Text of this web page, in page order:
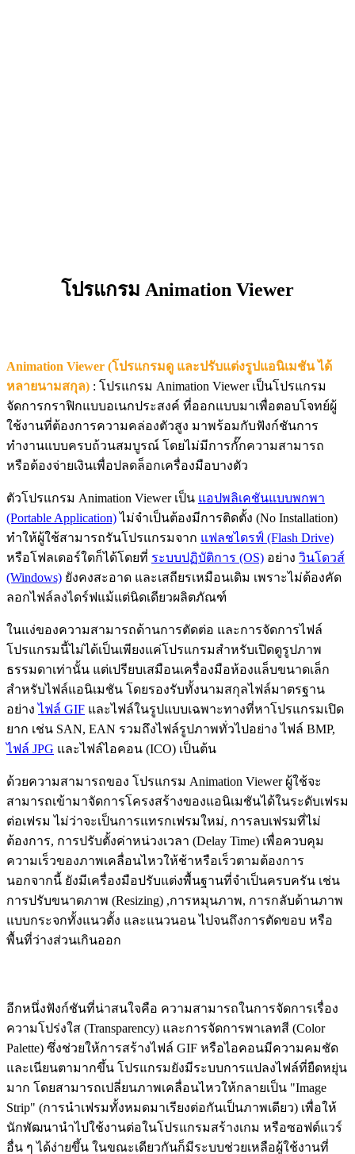
โปรแกรม Animation Viewer
Animation Viewer (โปรแกรมดู และปรับแต่งรูปแอนิเมชัน ได้
หลายนามสกุล) : โปรแกรม Animation Viewer เป็นโปรแกรม
จัดการกราฟิกแบบอเนกประสงค์ ที่ออกแบบมาเพื่อตอบโจทย์ผู้
ใช้งานที่ต้องการความคล่องตัวสูง มาพร้อมกับฟังก์ชันการ
ทำงานแบบครบถ้วนสมบูรณ์ โดยไม่มีการกั๊กความสามารถ
หรือต้องจ่ายเงินเพื่อปลดล็อกเครื่องมือบางตัว
ตัวโปรแกรม Animation Viewer เป็น แอปพลิเคชันแบบพกพา
(Portable Application)ไม่จำเป็นต้องมีการติดตั้ง (No Installation)
ทำให้ผู้ใช้สามารถรันโปรแกรมจาก แฟลชไดรฟ์ (Flash Drive)
หรือโฟลเดอร์ใดก็ได้โดยที่ ระบบปฏิบัติการ (OS) อย่าง วินโดวส์
(Windows) ยังคงสะอาด และเสถียรเหมือนเดิม เพราะไม่ต้องคัด
ลอกไฟล์ลงไดร์ฟแม้แต่นิดเดียวผลิตภัณฑ์
ในแง่ของความสามารถด้านการตัดต่อ และการจัดการไฟล์
โปรแกรมนี้ไม่ได้เป็นเพียงแค่โปรแกรมสำหรับเปิดดูรูปภาพ
ธรรมดาเท่านั้น แต่เปรียบเสมือนเครื่องมือห้องแล็บขนาดเล็ก
สำหรับไฟล์แอนิเมชัน โดยรองรับทั้งนามสกุลไฟล์มาตรฐาน
อย่างไฟล์ GIF และไฟล์ในรูปแบบเฉพาะทางที่หาโปรแกรมเปิด
ยาก เช่น SAN, EAN รวมถึงไฟล์รูปภาพทั่วไปอย่าง ไฟล์ BMP,
ไฟล์ JPG และไฟล์ไอคอน (ICO) เป็นต้น
ด้วยความสามารถของ โปรแกรม Animation Viewer ผู้ใช้จะ
สามารถเข้ามาจัดการโครงสร้างของแอนิเมชันได้ในระดับเฟรม
ต่อเฟรม ไม่ว่าจะเป็นการแทรกเฟรมใหม่, การลบเฟรมที่ไม่
ต้องการ, การปรับตั้งค่าหน่วงเวลา (Delay Time) เพื่อควบคุม
ความเร็วของภาพเคลื่อนไหวให้ช้าหรือเร็วตามต้องการ
นอกจากนี้ ยังมีเครื่องมือปรับแต่งพื้นฐานที่จำเป็นครบครัน เช่น
การปรับขนาดภาพ (Resizing) ,การหมุนภาพ, การกลับด้านภาพ
แบบกระจกทั้งแนวตั้ง และแนวนอน ไปจนถึงการตัดขอบ หรือ
พื้นที่ว่างส่วนเกินออก
อีกหนึ่งฟังก์ชันที่น่าสนใจคือ ความสามารถในการจัดการเรื่อง
ความโปร่งใส (Transparency) และการจัดการพาเลทสี (Color
Palette) ซึ่งช่วยให้การสร้างไฟล์ GIF หรือไอคอนมีความคมชัด
และเนียนตามากขึ้น โปรแกรมยังมีระบบการแปลงไฟล์ที่ยืดหยุ่น
มาก โดยสามารถเปลี่ยนภาพเคลื่อนไหวให้กลายเป็น "Image
Strip" (การนำเฟรมทั้งหมดมาเรียงต่อกันเป็นภาพเดียว) เพื่อให้
นักพัฒนานำไปใช้งานต่อในโปรแกรมสร้างเกม หรือซอฟต์แวร์
อื่น ๆ ได้ง่ายขึ้น ในขณะเดียวกันก็มีระบบช่วยเหลือผู้ใช้งานที่